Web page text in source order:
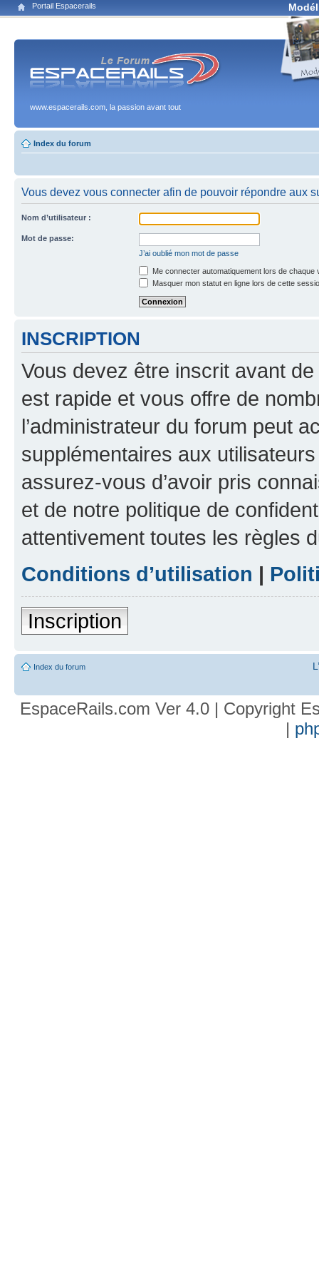
Portail Espacerails
www.espacerails.com, la passion avant tout
Index du forum
Vous devez vous connecter afin de pouvoir répondre aux
Nom d’utilisateur :
Mot de passe:
J’ai oublié mon mot de passe
Me connecter automatiquement lors de chaque
Masquer mon statut en ligne lors de cette
INSCRIPTION
Vous devez être inscrit avant
est rapide et vous offre de
l’administrateur du forum peut
supplémentaires aux
assurez-vous d’avoir pris
et de notre politique de
attentivement toutes les règles
Conditions d’utilisation |
Inscription
Index du forum
EspaceRails.com Ver 4.0 | Copyright
|